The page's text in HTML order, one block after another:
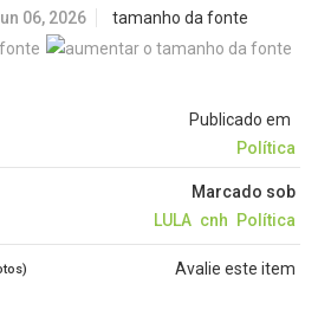
06, 2026 tamanho da fonte
Publicado em
Política
Marcado sob
LULA cnh Política
Avalie este item